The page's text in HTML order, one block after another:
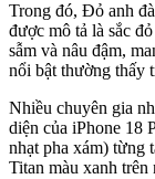
Trong đó, Đỏ anh
được mô tả là sắc
sẫm và nâu đậm,
nổi bật thường thấy
Nhiều chuyên gia
diện của iPhone 18
nhạt pha xám) từng
Titan màu xanh trên